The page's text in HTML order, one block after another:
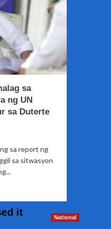
sa
ng UN
sa Duterte
sa report ng
sa sitwasyon
it National